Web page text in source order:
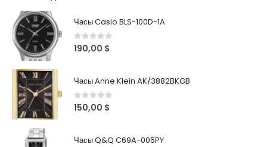
Часы Casio BLS-100D-1A
0out of 5
190,00 $
Часы Anne Klein AK/3882BKGB
0out of 5
150,00 $
Часы Q&Q C69A-005PY